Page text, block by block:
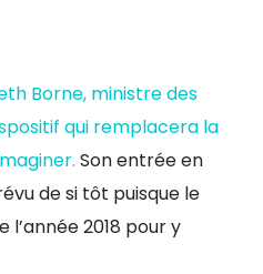
Borne, ministre des
qui remplacera la
Son entrée en
de si tôt puisque le
2018 pour y